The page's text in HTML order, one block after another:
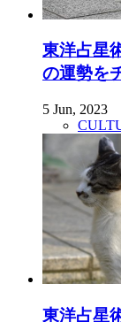
東洋占星
の運勢を
5 Jun, 2023
東洋占星